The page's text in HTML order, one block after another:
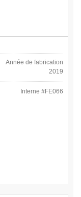
Année de fabrication
2019
Interne #FE066